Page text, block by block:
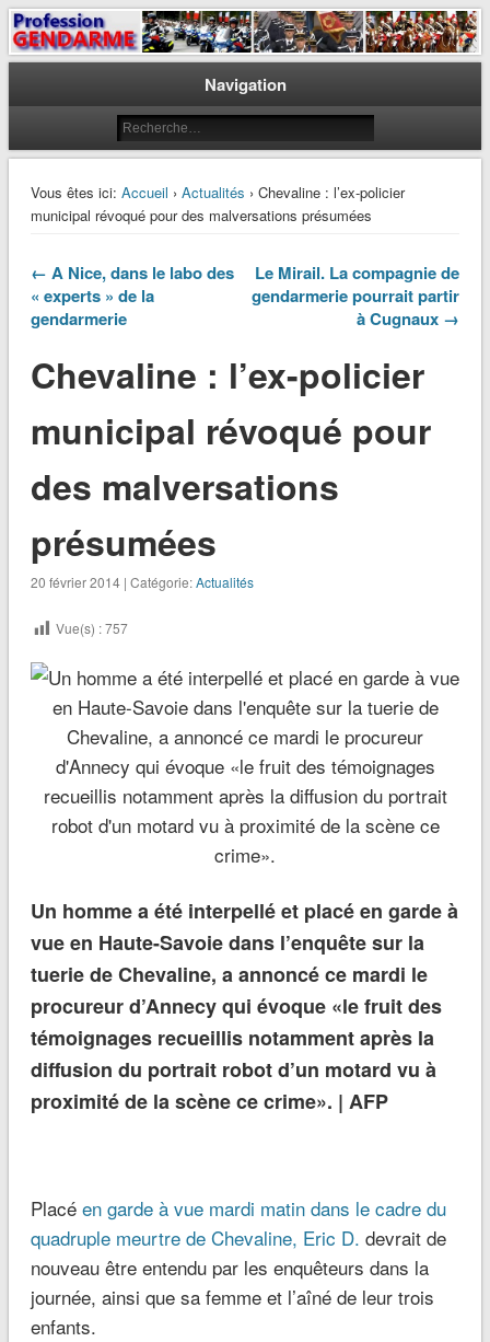
Profession Gendarme
Le journal des gendarmes
Navigation
Vous êtes ici: Accueil › Actualités › Chevaline : l’ex-policier
municipal révoqué pour des malversations présumées
← A Nice, dans le labo des
« experts » de la
gendarmerie
Le Mirail. La compagnie de
gendarmerie pourrait partir
à Cugnaux →
Chevaline : l’ex-policier
municipal révoqué pour
des malversations
présumées
20 février 2014 | Catégorie:Actualités
Vue(s) :757
Un homme a été interpellé et placé en garde à
vue en Haute-Savoie dans l’enquête sur la
tuerie de Chevaline, a annoncé ce mardi le
procureur d’Annecy qui évoque «le fruit des
témoignages recueillis notamment après la
diffusion du portrait robot d’un motard vu à
proximité de la scène ce crime». | AFP
Placé en garde à vue mardi matin dans le cadre du
quadruple meurtre de Chevaline, Eric D. devrait de
nouveau être entendu par les enquêteurs dans la
journée, ainsi que sa femme et l’aîné de leur trois
enfants.